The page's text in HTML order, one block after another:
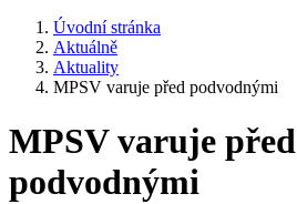
Úvodní stránka
Aktuálně
Aktuality
MPSV varuje před podvodnými
MPSV varuje před
podvodnými